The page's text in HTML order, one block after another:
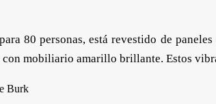
80 personas, está revestido de
mobiliario amarillo brillante. Estos